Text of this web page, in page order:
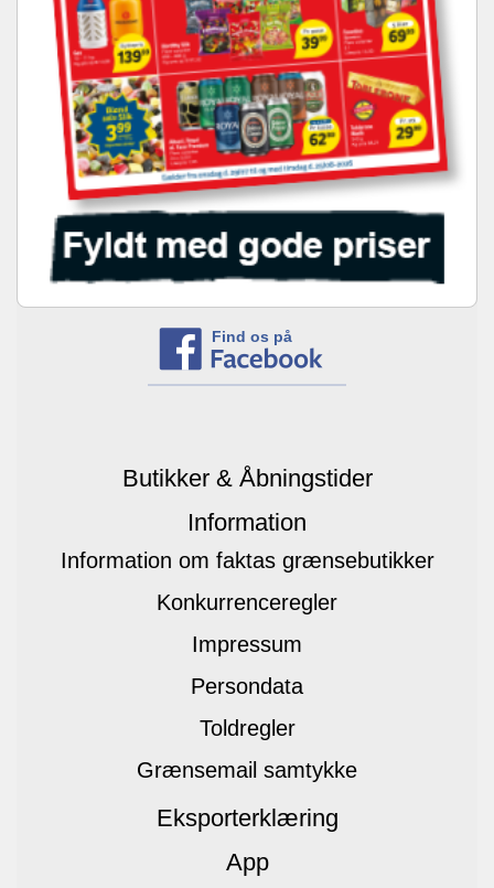
Find os på
Butikker & Åbningstider
Information
Information om faktas grænsebutikker
Konkurrenceregler
Impressum
Persondata
Toldregler
Grænsemail samtykke
Eksporterklæring
App